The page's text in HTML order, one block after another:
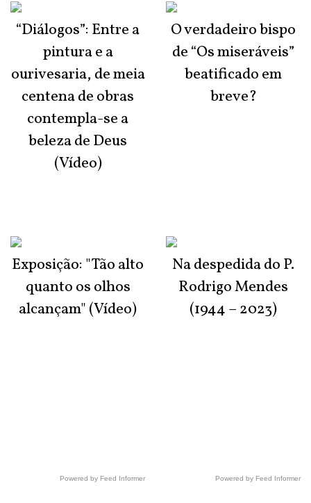
“Diálogos”: Entre a
pintura e a
ourivesaria, de meia
centena de obras
contempla-se a
beleza de Deus
(Vídeo)
Exposição: "Tão alto
quanto os olhos
alcançam" (Vídeo)
Powered by Feed Informer
O verdadeiro bispo
de “Os miseráveis”
beatificado em
breve?
Na despedida do P.
Rodrigo Mendes
(1944 – 2023)
Powered by Feed Informer